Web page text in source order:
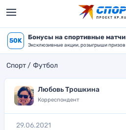
50K Бонусы на спортивные матчи
Эксклюзивные акции, розыгрыши призов
Спорт Футбол
Любовь Трошкина
Корреспондент
29.06.2021